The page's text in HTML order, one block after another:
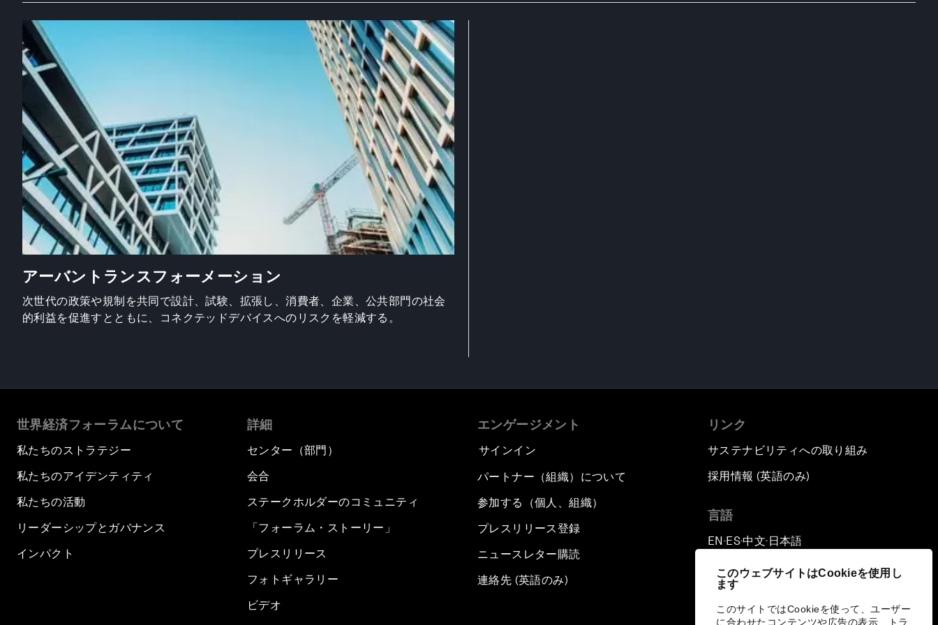
このウェブサイトはCookieを使用し
ます
このサイトではCookieを使って、ユーザー
に合わせたコンテンツや広告の表示、トラ
アーバントランスフォーメーション
次世代の政策や規制を共同で設計、試験、拡張し、消費者、企業、公共部門の社会
的利益を促進すとともに、コネクテッドデバイスへのリスクを軽減する。
世界経済フォーラムについて
私たちのストラテジー
私たちのアイデンティティ
私たちの活動
リーダーシップとガバナンス
インパクト
詳細
センター（部門）
会合
ステークホルダーのコミュニティ
「フォーラム・ストーリー」
プレスリリース
フォトギャラリー
ビデオ
エンゲージメント
サインイン
パートナー（組織）について
参加する（個人、組織）
プレスリリース登録
ニュースレター購読
連絡先 (英語のみ)
リンク
サステナビリティへの取り組み
採用情報 (英語のみ)
言語
EN ▪ES▪中文▪ 日本語